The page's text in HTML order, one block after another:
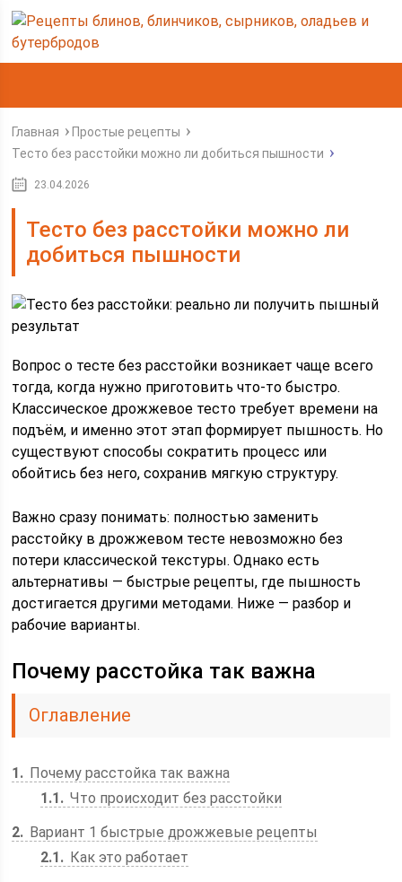
Главная
Простые рецепты
Тесто без расстойки можно ли добиться пышности
23.04.2026
Тесто без расстойки можно ли
добиться пышности
Вопрос о тесте без расстойки возникает чаще всего
тогда, когда нужно приготовить что-то быстро.
Классическое дрожжевое тесто требует времени на
подъём, и именно этот этап формирует пышность. Но
существуют способы сократить процесс или
обойтись без него, сохранив мягкую структуру.
Важно сразу понимать: полностью заменить
расстойку в дрожжевом тесте невозможно без
потери классической текстуры. Однако есть
альтернативы — быстрые рецепты, где пышность
достигается другими методами. Ниже — разбор и
рабочие варианты.
Почему расстойка так важна
Оглавление
1
Почему расстойка так важна
1.1
Что происходит без расстойки
2
Вариант 1 быстрые дрожжевые рецепты
2.1
Как это работает